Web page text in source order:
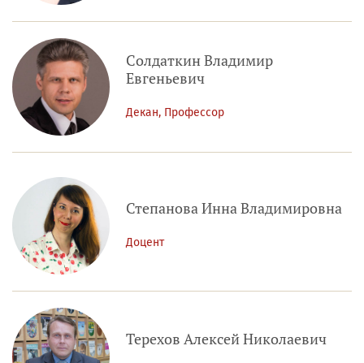
Солдаткин Владимир
Евгеньевич
Декан, Профессор
Степанова Инна Владимировна
Доцент
Терехов Алексей Николаевич